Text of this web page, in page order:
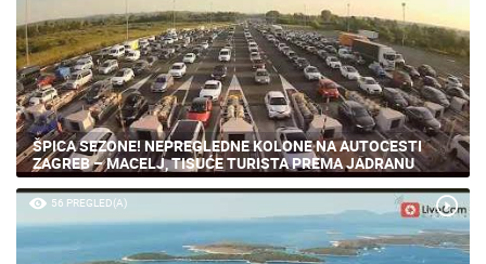
ŠPICA SEZONE! NEPREGLEDNE KOLONE NA AUTOCESTI
ZAGREB – MACELJ, TISUĆE TURISTA PREMA JADRANU
56 PREGLED(A)